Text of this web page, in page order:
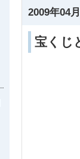
2009年04
宝くじ